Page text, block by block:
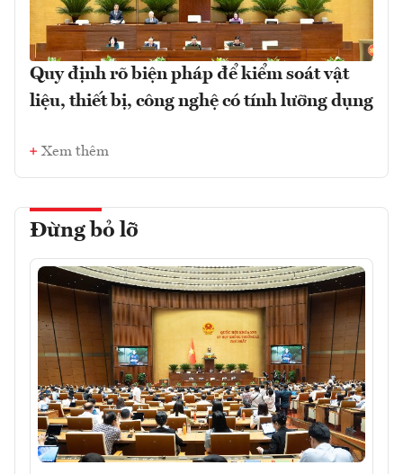
Quy định rõ biện pháp để kiểm soát vật
liệu, thiết bị, công nghệ có tính lưỡng dụng
Xem thêm
Đừng bỏ lỡ